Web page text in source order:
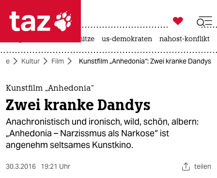
 taz zahl ich
taz zahl ich
themen
politik
öko
gesellschaft

taz zahl ich
hitze us-demokraten nahost-konflikt
Kultur Film Kunstfilm „Anhedonia“: Zwei kranke Dandys
Kunstfilm „Anhedonia“
Zwei kranke Dandys
Anachronistisch und ironisch, wild, schön, albern:
„Anhedonia – Narzissmus als Narkose“ ist
angenehm seltsames Kunstkino.
30.3.2016 19:21 Uhr teilen